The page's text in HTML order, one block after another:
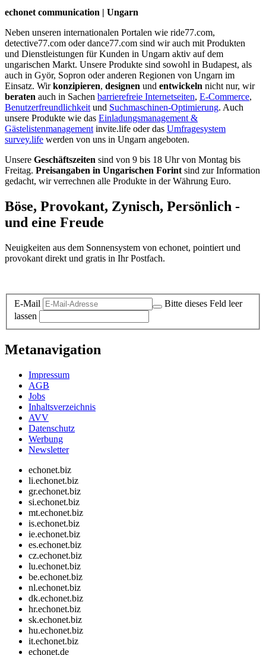
echonet communication | Ungarn
Neben unseren internationalen Portalen wie ride77.com,
detective77.com oder dance77.com sind wir auch mit Produkten
und Dienstleistungen für Kunden in Ungarn aktiv auf dem
ungarischen Markt. Unsere Produkte sind sowohl in Budapest, als
auch in Györ, Sopron oder anderen Regionen von Ungarn im
Einsatz. Wirkonzipieren, designen und entwickeln nicht nur, wir
beraten auch in Sachen barrierefreie Internetseiten, E-Commerce,
Benutzerfreundlichkeit und Suchmaschinen-Optimierung. Auch
unsere Produkte wie das Einladungsmanagement &
Gästelistenmanagement invite.life oder das Umfragesystem
survey.life werden von uns in Ungarn angeboten.
Unsere Geschäftszeiten sind von 9 bis 18 Uhr von Montag bis
Freitag. Preisangaben in Ungarischen Forint sind zur Information
gedacht, wir verrechnen alle Produkte in der Währung Euro.
Böse, Provokant, Zynisch, Persönlich -
und eine Freude
Neuigkeiten aus dem Sonnensystem von echonet, pointiert und
provokant direkt und gratis in Ihr Postfach.
E-Mail
Bitte dieses Feld leer
lassen
Metanavigation
Impressum
AGB
Jobs
Inhaltsverzeichnis
AVV
Datenschutz
Werbung
Newsletter
echonet.biz
li.echonet.biz
gr.echonet.biz
si.echonet.biz
mt.echonet.biz
is.echonet.biz
ie.echonet.biz
es.echonet.biz
cz.echonet.biz
lu.echonet.biz
be.echonet.biz
nl.echonet.biz
dk.echonet.biz
hr.echonet.biz
sk.echonet.biz
hu.echonet.biz
it.echonet.biz
echonet.de